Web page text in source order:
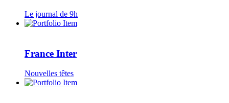
Le journal de 9h
France Inter
Nouvelles têtes